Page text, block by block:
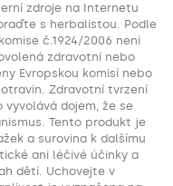
zdroje na Internetu
s herbalistou. Podle
č.1924/2006 není
zdravotní nebo
Evropskou komisí nebo
Zdravotní tvrzení
dojem, že se
Tento produkt je
a surovina k dalšímu
ani léčivé účinky a
dětí. Uchovejte v